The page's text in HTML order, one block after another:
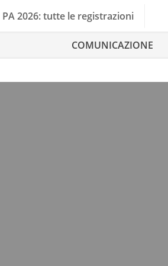
PA 2026: tutte le registrazioni
COMUNICAZIONE